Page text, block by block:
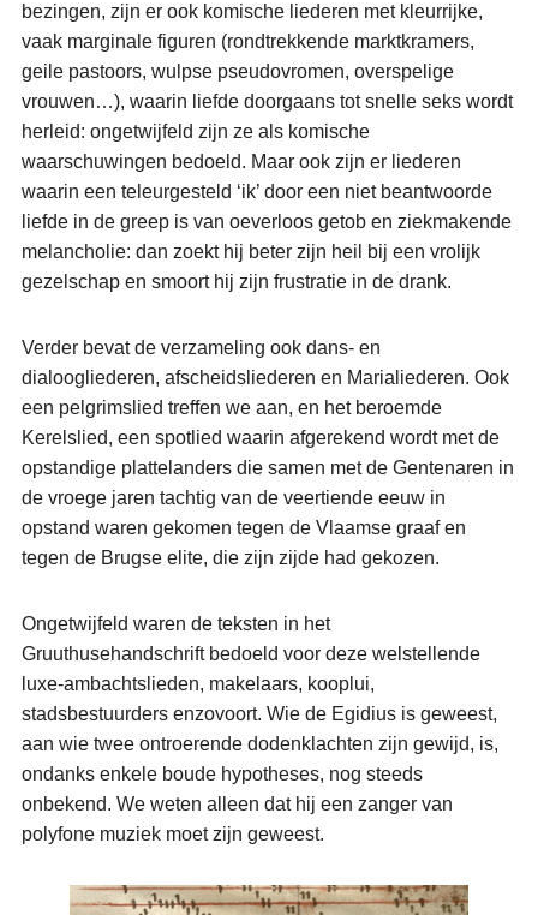
bezingen, zijn er ook komische liederen met kleurrijke,
vaak marginale figuren (rondtrekkende marktkramers,
geile pastoors, wulpse pseudovromen, overspelige
vrouwen…), waarin liefde doorgaans tot snelle seks wordt
herleid: ongetwijfeld zijn ze als komische
waarschuwingen bedoeld. Maar ook zijn er liederen
waarin een teleurgesteld ‘ik’ door een niet beantwoorde
liefde in de greep is van oeverloos getob en ziekmakende
melancholie: dan zoekt hij beter zijn heil bij een vrolijk
gezelschap en smoort hij zijn frustratie in de drank.
Verder bevat de verzameling ook dans- en
dialoogliederen, afscheidsliederen en Marialiederen. Ook
een pelgrimslied treffen we aan, en het beroemde
Kerelslied, een spotlied waarin afgerekend wordt met de
opstandige plattelanders die samen met de Gentenaren in
de vroege jaren tachtig van de veertiende eeuw in
opstand waren gekomen tegen de Vlaamse graaf en
tegen de Brugse elite, die zijn zijde had gekozen.
Ongetwijfeld waren de teksten in het
Gruuthusehandschrift bedoeld voor deze welstellende
luxe-ambachtslieden, makelaars, kooplui,
stadsbestuurders enzovoort. Wie de Egidius is geweest,
aan wie twee ontroerende dodenklachten zijn gewijd, is,
ondanks enkele boude hypotheses, nog steeds
onbekend. We weten alleen dat hij een zanger van
polyfone muziek moet zijn geweest.